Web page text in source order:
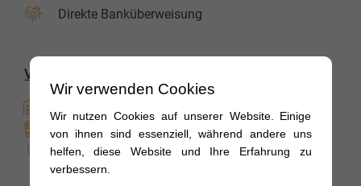
Direkte Banküberweisung
Versandoptionen
Overnight
Vor Ort
Wir verwenden Cookies
Wir nutzen Cookies auf unserer Website. Einige
von ihnen sind essenziell, während andere uns
helfen, diese Website und Ihre Erfahrung zu
verbessern.